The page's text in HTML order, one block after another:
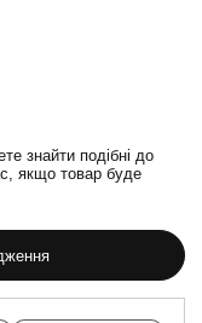
знайти подібні до
якщо товар буде